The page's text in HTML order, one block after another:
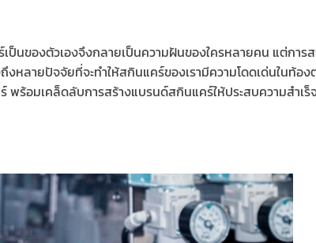
ของตัวเองจึงกลายเป็นความฝันของใครหลายคน แต่การ
งหลายปัจจัยที่จะทำให้สกินแคร์ของเรามีความโดดเด่นในท้อ
ร้อมเคล็ดลับการสร้างแบรนด์สกินแคร์ให้ประสบความสำเร็